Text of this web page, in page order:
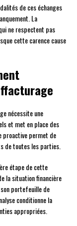
de ces échanges
La
ne respectent pas
cette carence cause
nécessite une
et met en place des
proactive permet de
de toutes les parties.
étape de cette
la situation financière
portefeuille de
conditionne la
appropriées.